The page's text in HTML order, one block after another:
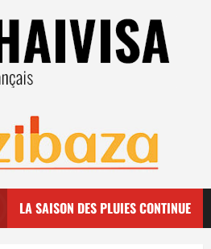
LA SAISON DES PLUIES CONTINUE